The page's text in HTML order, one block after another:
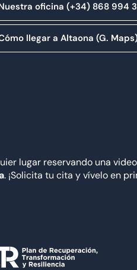
oficina (+34) 868 994
llegar a Altaona (G.
lugar reservando una
. ¡Solicita tu cita y vívelo en